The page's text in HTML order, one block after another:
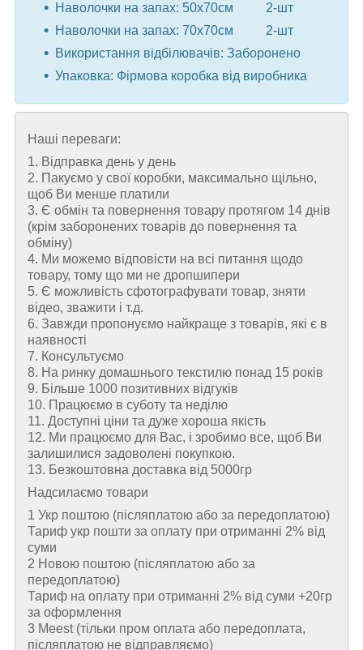
Наволочки на запах: 50x70см 2-шт
Наволочки на запах: 70x70см 2-шт ⠀
Використання відбілювачів: Заборонено
Упаковка: Фірмова коробка від виробника
Наші переваги:
1. Відправка день у день
2. Пакуємо у свої коробки, максимально щільно,
щоб Ви менше платили
3. Є обмін та повернення товару протягом 14 днів
(крім заборонених товарів до повернення та
обміну)
4. Ми можемо відповісти на всі питання щодо
товару, тому що ми не дропшипери
5. Є можливість сфотографувати товар, зняти
відео, зважити і т.д.
6. Завжди пропонуємо найкраще з товарів, які є в
наявності
7. Консультуємо
8. На ринку домашнього текстилю понад 15 років
9. Більше 1000 позитивних відгуків
10. Працюємо в суботу та неділю
11. Доступні ціни та дуже хороша якість
12. Ми працюємо для Вас, і зробимо все, щоб Ви
залишилися задоволені покупкою.
13. Безкоштовна доставка від 5000гр
Надсилаємо товари
1 Укр поштою (пiсляплатою або за передоплатою)
Тариф укр пошти за оплату при отриманні 2% від
суми
2 Новою поштою (пiсляплатою або за
передоплатою)
Тариф на оплату при отриманні 2% від суми +20гр
за оформлення
3 Meest (тільки пром оплата або передоплата,
післяплатою не відправляємо)